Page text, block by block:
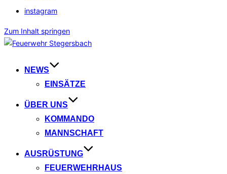
instagram
Zum Inhalt springen
NEWS
EINSÄTZE
ÜBER UNS
KOMMANDO
MANNSCHAFT
AUSRÜSTUNG
FEUERWEHRHAUS